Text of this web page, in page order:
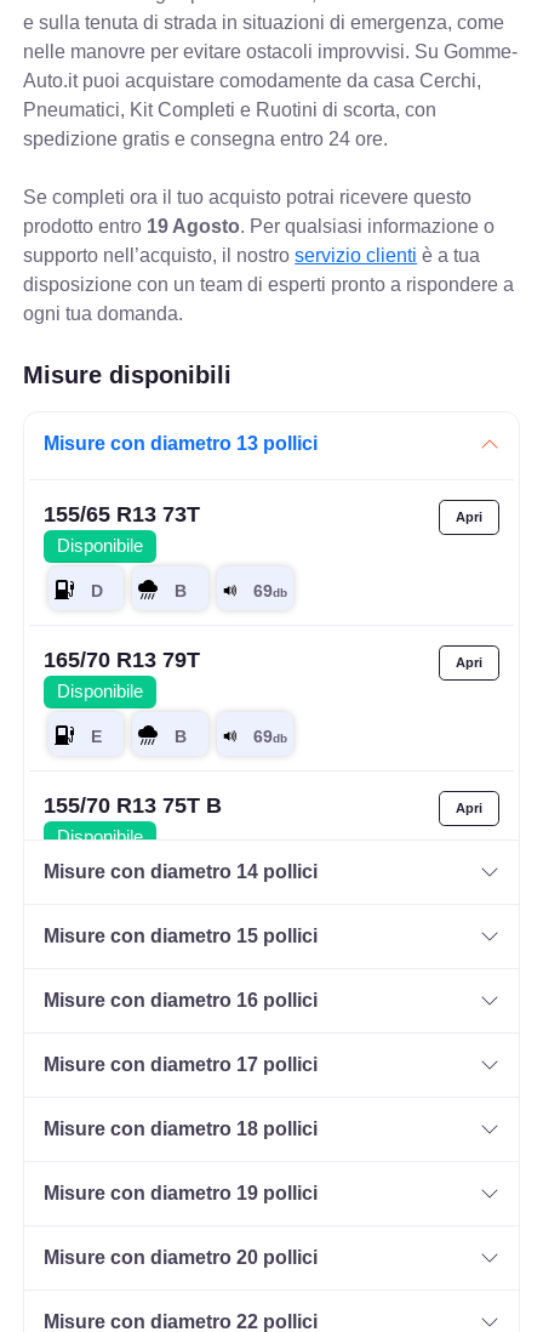
e sulla tenuta di strada in situazioni di emergenza, come
nelle manovre per evitare ostacoli improvvisi. Su Gomme-
Auto.it puoi acquistare comodamente da casa Cerchi,
Pneumatici, Kit Completi e Ruotini di scorta, con
spedizione gratis e consegna entro 24 ore.
Se completi ora il tuo acquisto potrai ricevere questo
prodotto entro 19 Agosto. Per qualsiasi informazione o
supporto nell’acquisto, il nostroservizio clienti è a tua
disposizione con un team di esperti pronto a rispondere a
ogni tua domanda.
Misure disponibili
Misure con diametro 13 pollici
155/65 R13 73T
Disponibile
165/70 R13 79T
Disponibile
155/70 R13 75T B
Disponibile
155/80 R13 79T
Disponibile
Misure con diametro 14 pollici
Misure con diametro 15 pollici
Misure con diametro 16 pollici
Misure con diametro 17 pollici
Misure con diametro 18 pollici
Misure con diametro 19 pollici
Misure con diametro 20 pollici
Misure con diametro 22 pollici